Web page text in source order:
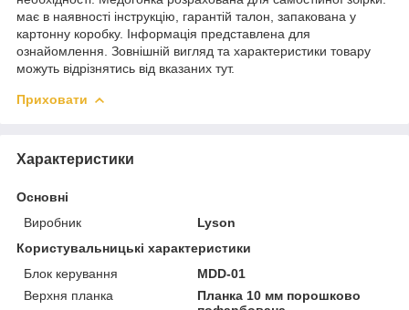
має в наявності інструкцію, гарантій талон, запакована у
картонну коробку. Інформація представлена для
ознайомлення. Зовнішній вигляд та характеристики товару
можуть відрізнятись від вказаних тут.
Приховати
Характеристики
Основні
Виробник
Lyson
Користувальницькі характеристики
Блок керування
MDD-01
Верхня планка
Планка 10 мм порошково